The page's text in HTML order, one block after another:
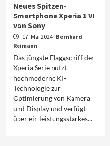
Neues Spitzen-
Smartphone Xperia 1 VI
von Sony
17. Mai 2024 Bernhard
Reimann
Das jüngste Flaggschiff der
Xperia Serie nutzt
hochmoderne KI-
Technologie zur
Optimierung von Kamera
und Display und verfügt
über ein leistungsstarkes...